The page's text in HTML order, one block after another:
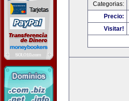
Categorias:
Precio:
Visitar!